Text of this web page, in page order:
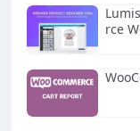
rce